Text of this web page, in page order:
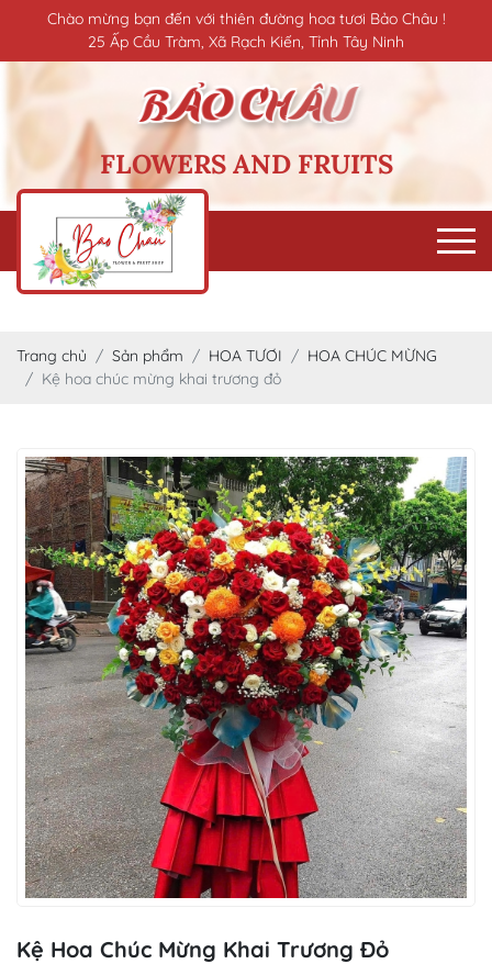
Chào mừng bạn đến với thiên đường hoa tươi Bảo Châu !
25 Ấp Cầu Tràm, Xã Rạch Kiến, Tỉnh Tây Ninh
FLOWERS AND FRUITS
Trang chủ Sản phẩm HOA TƯƠI
HOA CHÚC MỪNG
Kệ hoa chúc mừng khai trương đỏ
Kệ Hoa Chúc Mừng Khai Trương Đỏ